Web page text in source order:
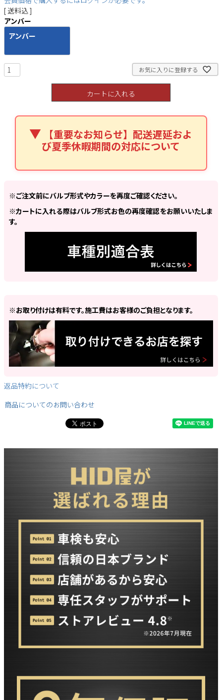
送料込
アンバー
アンバー
お気に入りに登録する
カートに入れる
【重要なお知らせ】配送遅延およ
び夏季休暇期間の対応について
※ご注文前にバルブ形式やカラーを再度ご確認ください。
※カートに入れる際はバルブ形式お色の再度確認をお願いいたしま
す。
※お取り付けは有料です。施工費はお客様のご負担となります。
返品特約について
商品についてのお問い合わせ